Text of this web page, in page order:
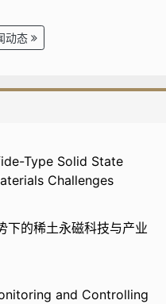
动态
Type Solid State
Challenges
的稀土永磁科技与产业
and Controlling